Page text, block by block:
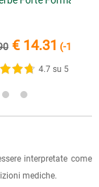
"Ritiro in
addebitate le
e-mail quando
€ 14.31 (-10%)
4.7 su 5
interpretate come
mediche.